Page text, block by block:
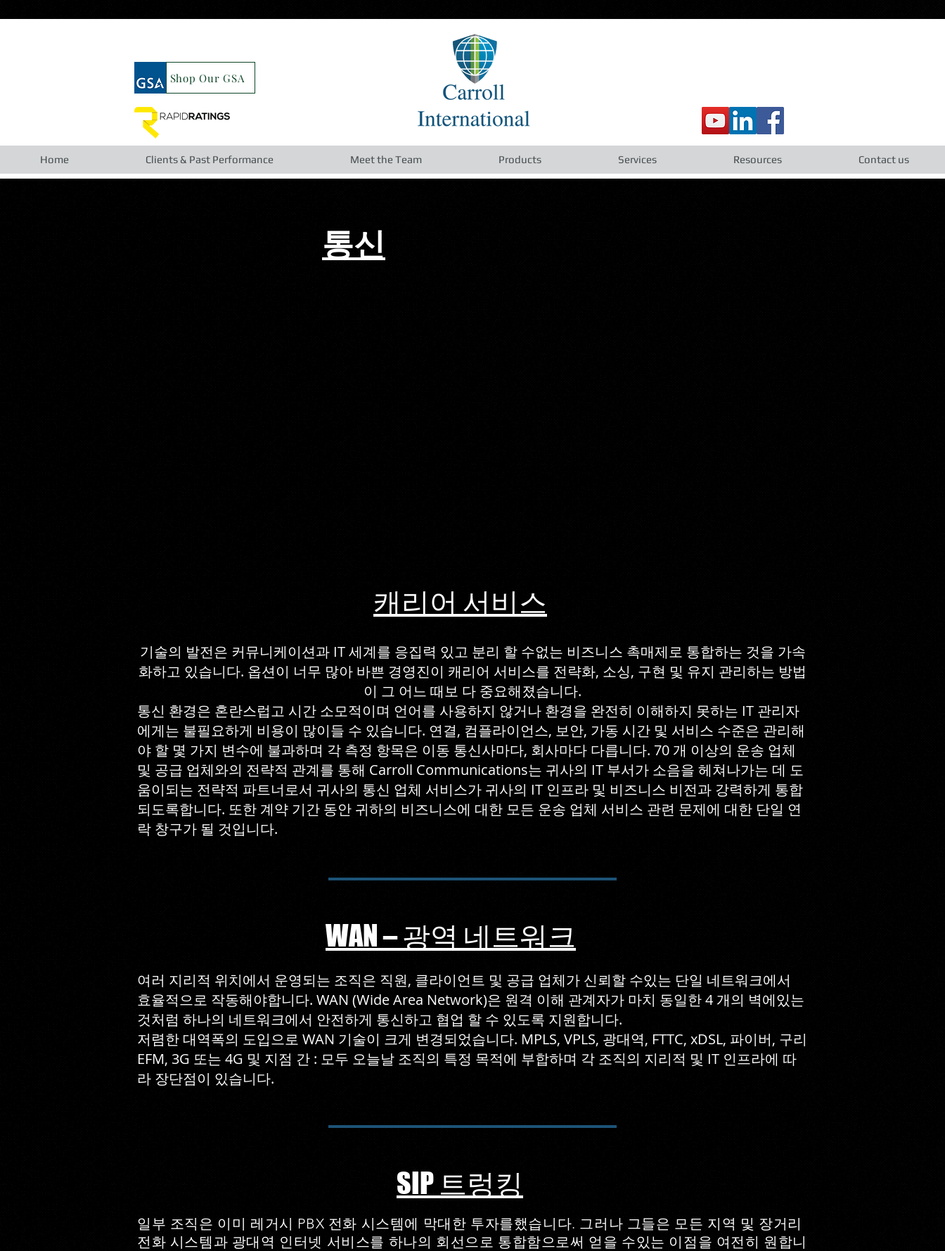
Shop Our GSA
Home Clients & Past Performance Meet the Team Products Services Resources Contact us
통신
캐리어 서비스
기술의 발전은 커뮤니케이션과 IT 세계를 응집력 있고 분리 할 수없는 비즈니스 촉매제로 통합하는 것을 가속
화하고 있습니다. 옵션이 너무 많아 바쁜 경영진이 캐리어 서비스를 전략화, 소싱, 구현 및 유지 관리하는 방법
이 그 어느 때보 다 중요해졌습니다.
통신 환경은 혼란스럽고 시간 소모적이며 언어를 사용하지 않거나 환경을 완전히 이해하지 못하는 IT 관리자
에게는 불필요하게 비용이 많이들 수 있습니다. 연결, 컴플라이언스, 보안, 가동 시간 및 서비스 수준은 관리해
야 할 몇 가지 변수에 불과하며 각 측정 항목은 이동 통신사마다, 회사마다 다릅니다. 70 개 이상의 운송 업체
및 공급 업체와의 전략적 관계를 통해 Carroll Communications는 귀사의 IT 부서가 소음을 헤쳐나가는 데 도
움이되는 전략적 파트너로서 귀사의 통신 업체 서비스가 귀사의 IT 인프라 및 비즈니스 비전과 강력하게 통합
되도록합니다. 또한 계약 기간 동안 귀하의 비즈니스에 대한 모든 운송 업체 서비스 관련 문제에 대한 단일 연
락 창구가 될 것입니다.
WAN – 광역 네트워크
여러 지리적 위치에서 운영되는 조직은 직원, 클라이언트 및 공급 업체가 신뢰할 수있는 단일 네트워크에서
효율적으로 작동해야합니다. WAN (Wide Area Network)은 원격 이해 관계자가 마치 동일한 4 개의 벽에있는
것처럼 하나의 네트워크에서 안전하게 통신하고 협업 할 수 있도록 지원합니다.
저렴한 대역폭의 도입으로 WAN 기술이 크게 변경되었습니다. MPLS, VPLS, 광대역, FTTC, xDSL, 파이버, 구리
EFM, 3G 또는 4G 및 지점 간 : 모두 오늘날 조직의 특정 목적에 부합하며 각 조직의 지리적 및 IT 인프라에 따
라 장단점이 있습니다.
SIP 트렁킹
일부 조직은 이미 레거시 PBX 전화 시스템에 막대한 투자를했습니다. 그러나 그들은 모든 지역 및 장거리
전화 시스템과 광대역 인터넷 서비스를 하나의 회선으로 통합함으로써 얻을 수있는 이점을 여전히 원합니